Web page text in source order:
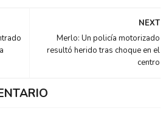
NEXT
Merlo: Un policía motorizado
resultó herido tras choque en el
centro